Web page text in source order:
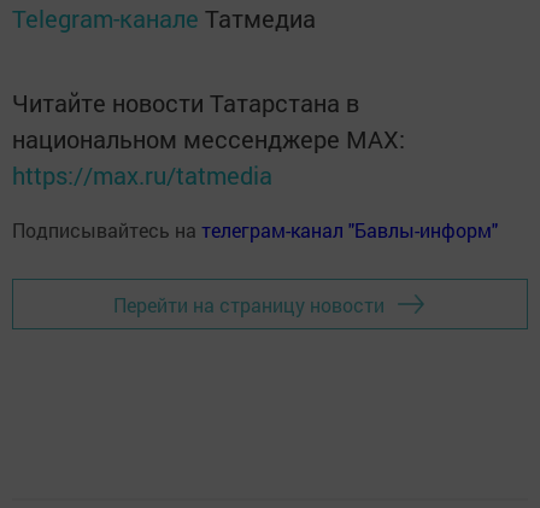
Telegram-канале Татмедиа
Читайте новости Татарстана в
национальном мессенджере MАХ:
https://max.ru/tatmedia
Подписывайтесь на телеграм-канал "Бавлы-информ"
Перейти на страницу новости